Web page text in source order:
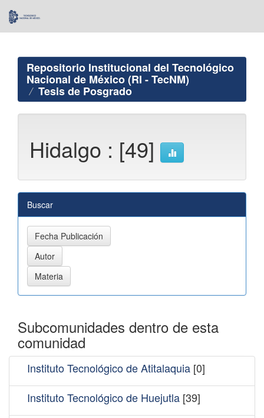
navigation
Repositorio Institucional del Tecnológico
Nacional de México (RI - TecNM)
Tesis de Posgrado
Hidalgo : [49]
Buscar
Subcomunidades dentro de esta
comunidad
Instituto Tecnológico de Atitalaquia [0]
Instituto Tecnológico de Huejutla [39]